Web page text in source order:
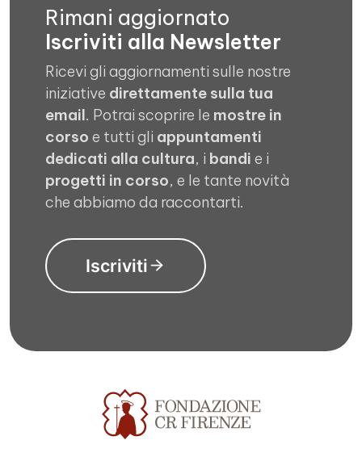
Rimani aggiornato
Iscriviti alla Newsletter
Ricevi gli aggiornamenti sulle nostre
iniziative direttamente sulla tua
email. Potrai scoprire le mostre in
corso e tutti gli appuntamenti
dedicati alla cultura, i bandi e i
progetti in corso, e le tante novità
che abbiamo da raccontarti.
Iscriviti